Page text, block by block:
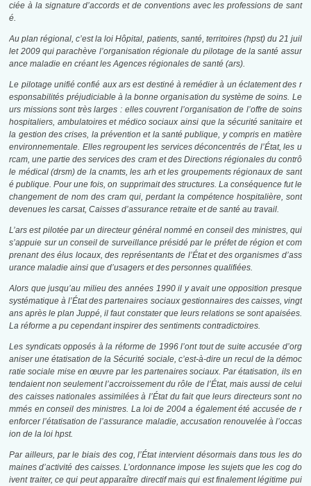
ciée à la signature d’accords et de conventions avec les professions de sant
é.
Au plan régional, c’est la loi Hôpital, patients, santé, territoires (hpst) du 21 juil
let 2009 qui parachève l’organisation régionale du pilotage de la santé assur
ance maladie en créant les Agences régionales de santé (ars).
Le pilotage unifié confié aux arsest destiné à remédier à un éclatement des r
esponsabilités préjudiciable à la bonne organisation du système de soins. Le
urs missions sont très larges : elles couvrent l’organisation de l’offre de soins
hospitaliers, ambulatoires et médico sociaux ainsi que la sécurité sanitaire et
la gestion des crises, la prévention et la santé publique, y compris en matière
environnementale. Elles regroupent les services déconcentrés de l’État, les u
rcam, une partie des services des cramet des Directions régionales du contrô
le médical (drsm) de la cnamts, les arh et les groupements régionaux de sant
é publique. Pour une fois, on supprimait des structures. La conséquence fut le
changement de nom descram qui, perdant la compétence hospitalière, sont
devenues lescarsat, Caisses d’assurance retraite et de santé au travail.
L’ars est pilotée par un directeur général nommé en conseil des ministres, qui
s’appuie sur un conseil de surveillance présidé par le préfet de région et com
prenant des élus locaux, des représentants de l’État et des organismes d’ass
urance maladie ainsi que d’usagers et des personnes qualifiées.
Alors que jusqu’au milieu des années 1990 il y avait une opposition presque
systématique à l’État des partenaires sociaux gestionnaires des caisses, vingt
ans après le plan Juppé, il faut constater que leurs relations se sont apaisées.
La réforme a pu cependant inspirer des sentiments contradictoires.
Les syndicats opposés à la réforme de 1996 l’ont tout de suite accusée d’org
aniser une étatisation de la Sécurité sociale, c’est-à-dire un recul de la démoc
ratie sociale mise en œuvre par les partenaires sociaux. Par étatisation, ils en
tendaient non seulement l’accroissement du rôle de l’État, mais aussi de celui
des caisses nationales assimilées à l’État du fait que leurs directeurs sont no
mmés en conseil des ministres. La loi de 2004 a également été accusée de r
enforcer l’étatisation de l’assurance maladie, accusation renouvelée à l’occas
ion de la loihpst.
Par ailleurs, par le biais des cog, l’État intervient désormais dans tous les do
maines d’activité des caisses. L’ordonnance impose les sujets que les cogdo
ivent traiter, ce qui peut apparaître directif mais qui est finalement légitime pui